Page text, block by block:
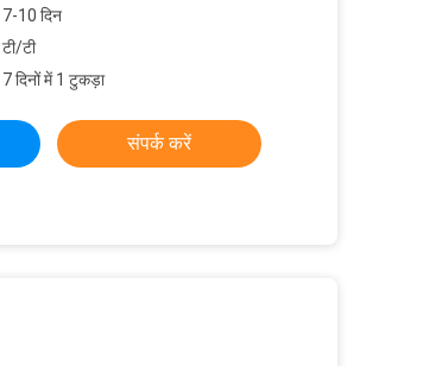
7-10 दिन
टी/टी
7 दिनों में 1 टुकड़ा
संपर्क करें